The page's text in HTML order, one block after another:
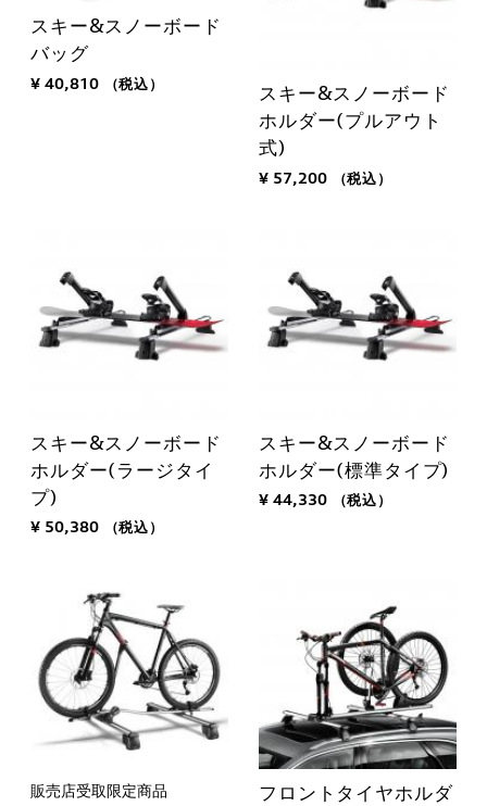
スキー&スノーボード
バッグ
¥ 40,810 （税込）
スキー&スノーボード
ホルダー(プルアウト
式)
¥ 57,200 （税込）
スキー&スノーボード
ホルダー(ラージタイ
プ)
¥ 50,380 （税込）
スキー&スノーボード
ホルダー(標準タイプ)
¥ 44,330 （税込）
販売店受取限定商品
フロントタイヤホルダ